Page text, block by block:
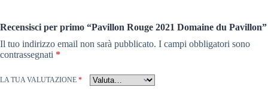
Recensisci per primo “Pavillon Rouge 2021 Domaine du Pavillon”
Il tuo indirizzo email non sarà pubblicato. I campi obbligatori sono
contrassegnati *
LA TUA VALUTAZIONE *